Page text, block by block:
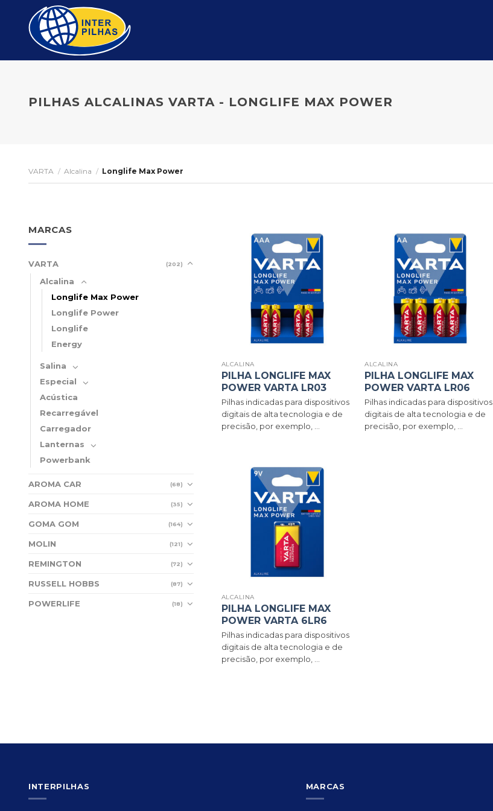
content
PILHAS ALCALINAS VARTA - LONGLIFE MAX POWER
VARTA / Alcalina / Longlife Max Power
MARCAS
VARTA (202)
Alcalina
Longlife Max Power
Longlife Power
Longlife
Energy
Salina
Especial
Acústica
Recarregável
Carregador
Lanternas
Powerbank
AROMA CAR (68)
AROMA HOME (35)
GOMA GOM (164)
MOLIN (121)
REMINGTON (72)
RUSSELL HOBBS (87)
POWERLIFE (18)
ALCALINA
PILHA LONGLIFE MAX
POWER VARTA LR03
Pilhas indicadas para dispositivos
digitais de alta tecnologia e de
precisão, por exemplo, ...
ALCALINA
PILHA LONGLIFE MAX
POWER VARTA LR06
Pilhas indicadas para dispositivos
digitais de alta tecnologia e de
precisão, por exemplo, ...
ALCALINA
PILHA LONGLIFE MAX
POWER VARTA 6LR6
Pilhas indicadas para dispositivos
digitais de alta tecnologia e de
precisão, por exemplo, ...
INTERPILHAS MARCAS